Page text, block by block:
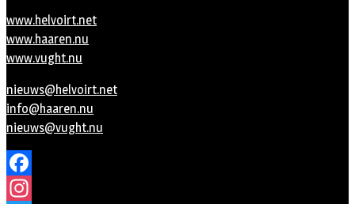
www.helvoirt.net
www.haaren.nu
www.vught.nu
nieuws@helvoirt.net
info@haaren.nu
nieuws@vught.nu
Facebook